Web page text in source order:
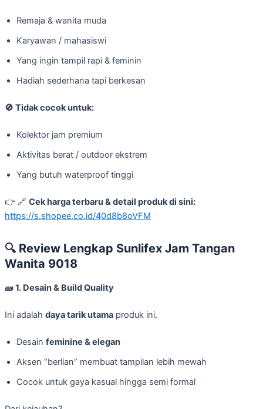
Remaja & wanita muda
Karyawan / mahasiswi
Yang ingin tampil rapi & feminin
Hadiah sederhana tapi berkesan
🚫 Tidak cocok untuk:
Kolektor jam premium
Aktivitas berat / outdoor ekstrem
Yang butuh waterproof tinggi
👉 🔗 Cek harga terbaru & detail produk di sini:
https://s.shopee.co.id/40d8b8oVFM
🔍 Review Lengkap Sunlifex Jam Tangan
Wanita 9018
🧱 1. Desain & Build Quality
Ini adalah daya tarik utama produk ini.
Desain feminine & elegan
Aksen “berlian” membuat tampilan lebih mewah
Cocok untuk gaya kasual hingga semi formal